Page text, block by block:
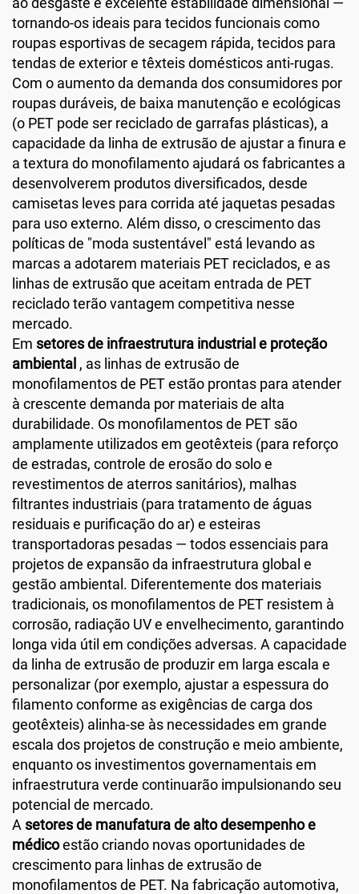
tornando-os ideais para tecidos funcionais como
roupas esportivas de secagem rápida, tecidos para
tendas de exterior e têxteis domésticos anti-rugas.
Com o aumento da demanda dos consumidores por
roupas duráveis, de baixa manutenção e ecológicas
(o PET pode ser reciclado de garrafas plásticas), a
capacidade da linha de extrusão de ajustar a finura e
a textura do monofilamento ajudará os fabricantes a
desenvolverem produtos diversificados, desde
camisetas leves para corrida até jaquetas pesadas
para uso externo. Além disso, o crescimento das
políticas de "moda sustentável" está levando as
marcas a adotarem materiais PET reciclados, e as
linhas de extrusão que aceitam entrada de PET
reciclado terão vantagem competitiva nesse
mercado.
Em setores de infraestrutura industrial e proteção
ambiental , as linhas de extrusão de
monofilamentos de PET estão prontas para atender
à crescente demanda por materiais de alta
durabilidade. Os monofilamentos de PET são
amplamente utilizados em geotêxteis (para reforço
de estradas, controle de erosão do solo e
revestimentos de aterros sanitários), malhas
filtrantes industriais (para tratamento de águas
residuais e purificação do ar) e esteiras
transportadoras pesadas — todos essenciais para
projetos de expansão da infraestrutura global e
gestão ambiental. Diferentemente dos materiais
tradicionais, os monofilamentos de PET resistem à
corrosão, radiação UV e envelhecimento, garantindo
longa vida útil em condições adversas. A capacidade
da linha de extrusão de produzir em larga escala e
personalizar (por exemplo, ajustar a espessura do
filamento conforme as exigências de carga dos
geotêxteis) alinha-se às necessidades em grande
escala dos projetos de construção e meio ambiente,
enquanto os investimentos governamentais em
infraestrutura verde continuarão impulsionando seu
potencial de mercado.
A setores de manufatura de alto desempenho e
médicoestão criando novas oportunidades de
crescimento para linhas de extrusão de
monofilamentos de PET. Na fabricação automotiva,